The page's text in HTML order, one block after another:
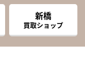
新橋
買取ショップ